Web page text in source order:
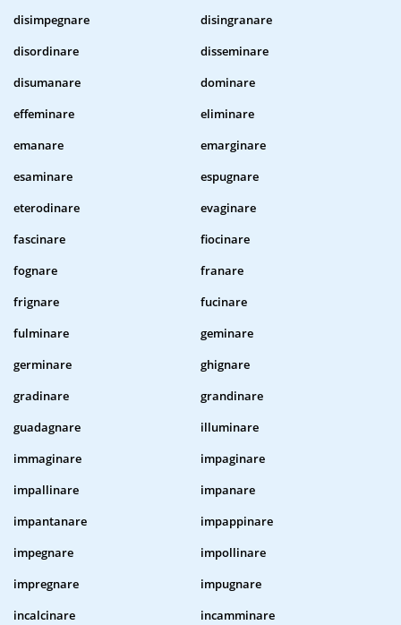
disimpegnare
disingranare
disordinare
disseminare
disumanare
dominare
effeminare
eliminare
emanare
emarginare
esaminare
espugnare
eterodinare
evaginare
fascinare
fiocinare
fognare
franare
frignare
fucinare
fulminare
geminare
germinare
ghignare
gradinare
grandinare
guadagnare
illuminare
immaginare
impaginare
impallinare
impanare
impantanare
impappinare
impegnare
impollinare
impregnare
impugnare
incalcinare
incamminare